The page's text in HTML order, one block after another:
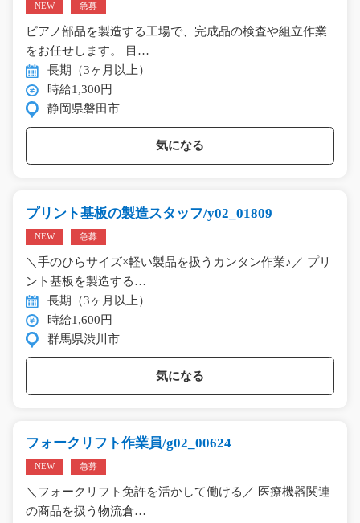
NEW 急募
ピアノ部品を製造する工場で、完成品の検査や組立作業
をお任せします。 目…
長期（3ヶ月以上）
時給1,300円
静岡県磐田市
気になる
プリント基板の製造スタッフ/y02_01809
NEW 急募
＼手のひらサイズ×軽い製品を扱うカンタン作業♪／ プリ
ント基板を製造する…
長期（3ヶ月以上）
時給1,600円
群馬県渋川市
気になる
フォークリフト作業員/g02_00624
NEW 急募
＼フォークリフト免許を活かして働ける／ 医療機器関連
の商品を扱う物流倉…